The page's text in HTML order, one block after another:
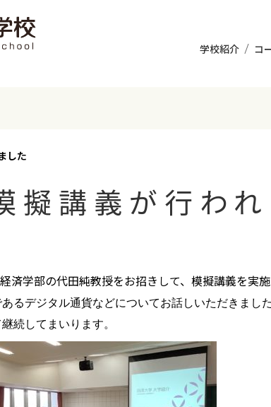
学校紹介 コ
した
擬講義が行わ
済学部の代田純教授をお招きして、模擬講義を実
るデジタル通貨などについてお話しいただきました
続してまいります。